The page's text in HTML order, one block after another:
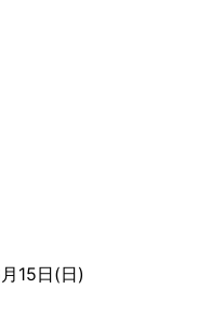
15日(日)